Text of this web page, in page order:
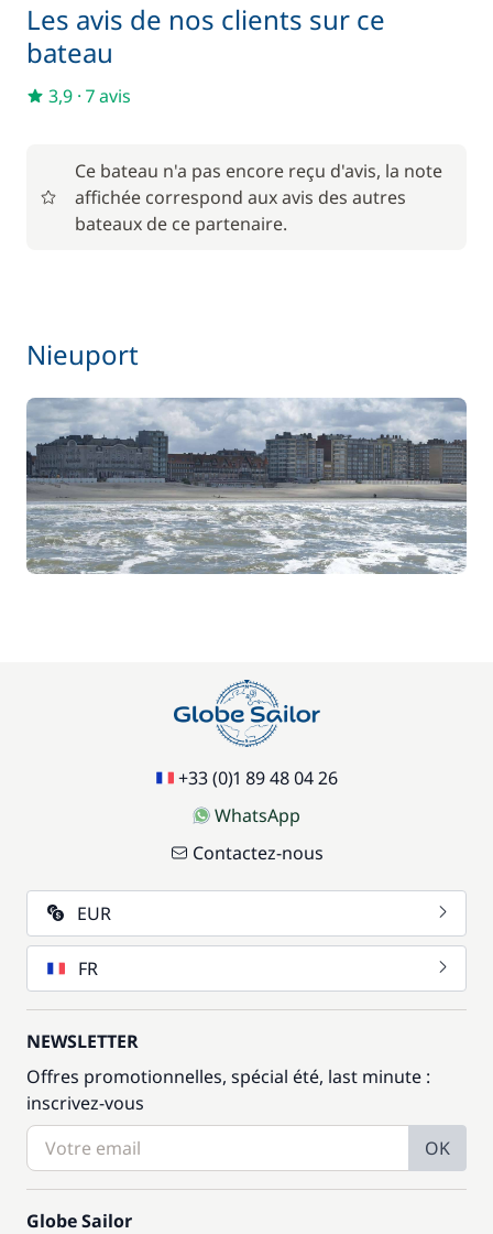
En option
Barbecue 56,00 €
Location de vélo - Adulte
Location de vélo - Enfant 45,50 €
/ semaine
Paddle 77,00 €
/ semaine
Parking Voitures 70,00 €
Les avis de nos clients sur ce
bateau
3,9 · 7 avis
Ce bateau n'a pas encore reçu d'avis, la note
affichée correspond aux avis des autres
bateaux de ce partenaire.
Nieuport
+33 (0)1 89 48 04 26
WhatsApp
Contactez-nous
EUR
FR
NEWSLETTER
Offres promotionnelles, spécial été, last minute :
inscrivez-vous
OK
Globe Sailor